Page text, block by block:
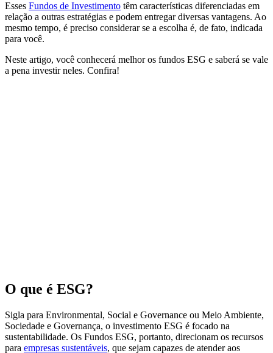
Esses Fundos de Investimento têm características diferenciadas em
relação a outras estratégias e podem entregar diversas vantagens. Ao
mesmo tempo, é preciso considerar se a escolha é, de fato, indicada
para você.
Neste artigo, você conhecerá melhor os fundos ESG e saberá se vale
a pena investir neles. Confira!
O que é ESG?
Sigla para Environmental, Social e Governance ou Meio Ambiente,
Sociedade e Governança, o investimento ESG é focado na
sustentabilidade. Os Fundos ESG, portanto, direcionam os recursos
para empresas sustentáveis, que sejam capazes de atender aos